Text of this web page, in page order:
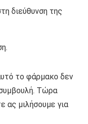
διεύθυνση της
το φάρμακο δεν
συμβουλή. Τώρα
ας μιλήσουμε για